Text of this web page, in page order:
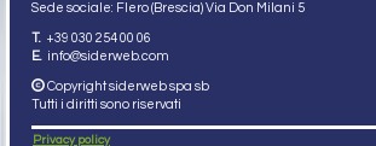
Sede sociale: Flero (Brescia) Via Don Milani 5
T. +39 030 254 00 06
E. info@siderweb.com
Copyright siderweb spa sb
Tutti i diritti sono riservati
Privacy policy